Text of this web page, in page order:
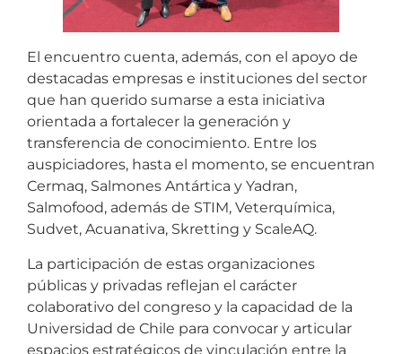
El encuentro cuenta, además, con el apoyo de
destacadas empresas e instituciones del sector
que han querido sumarse a esta iniciativa
orientada a fortalecer la generación y
transferencia de conocimiento. Entre los
auspiciadores, hasta el momento, se encuentran
Cermaq, Salmones Antártica y Yadran,
Salmofood, además de STIM, Veterquímica,
Sudvet, Acuanativa, Skretting y ScaleAQ.
La participación de estas organizaciones
públicas y privadas reflejan el carácter
colaborativo del congreso y la capacidad de la
Universidad de Chile para convocar y articular
espacios estratégicos de vinculación entre la